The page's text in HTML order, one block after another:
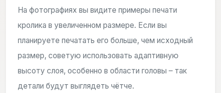
На фотографиях вы видите примеры печати
кролика в увеличенном размере. Если вы
планируете печатать его больше, чем исходный
размер, советую использовать адаптивную
высоту слоя, особенно в области головы – так
детали будут выглядеть чётче.